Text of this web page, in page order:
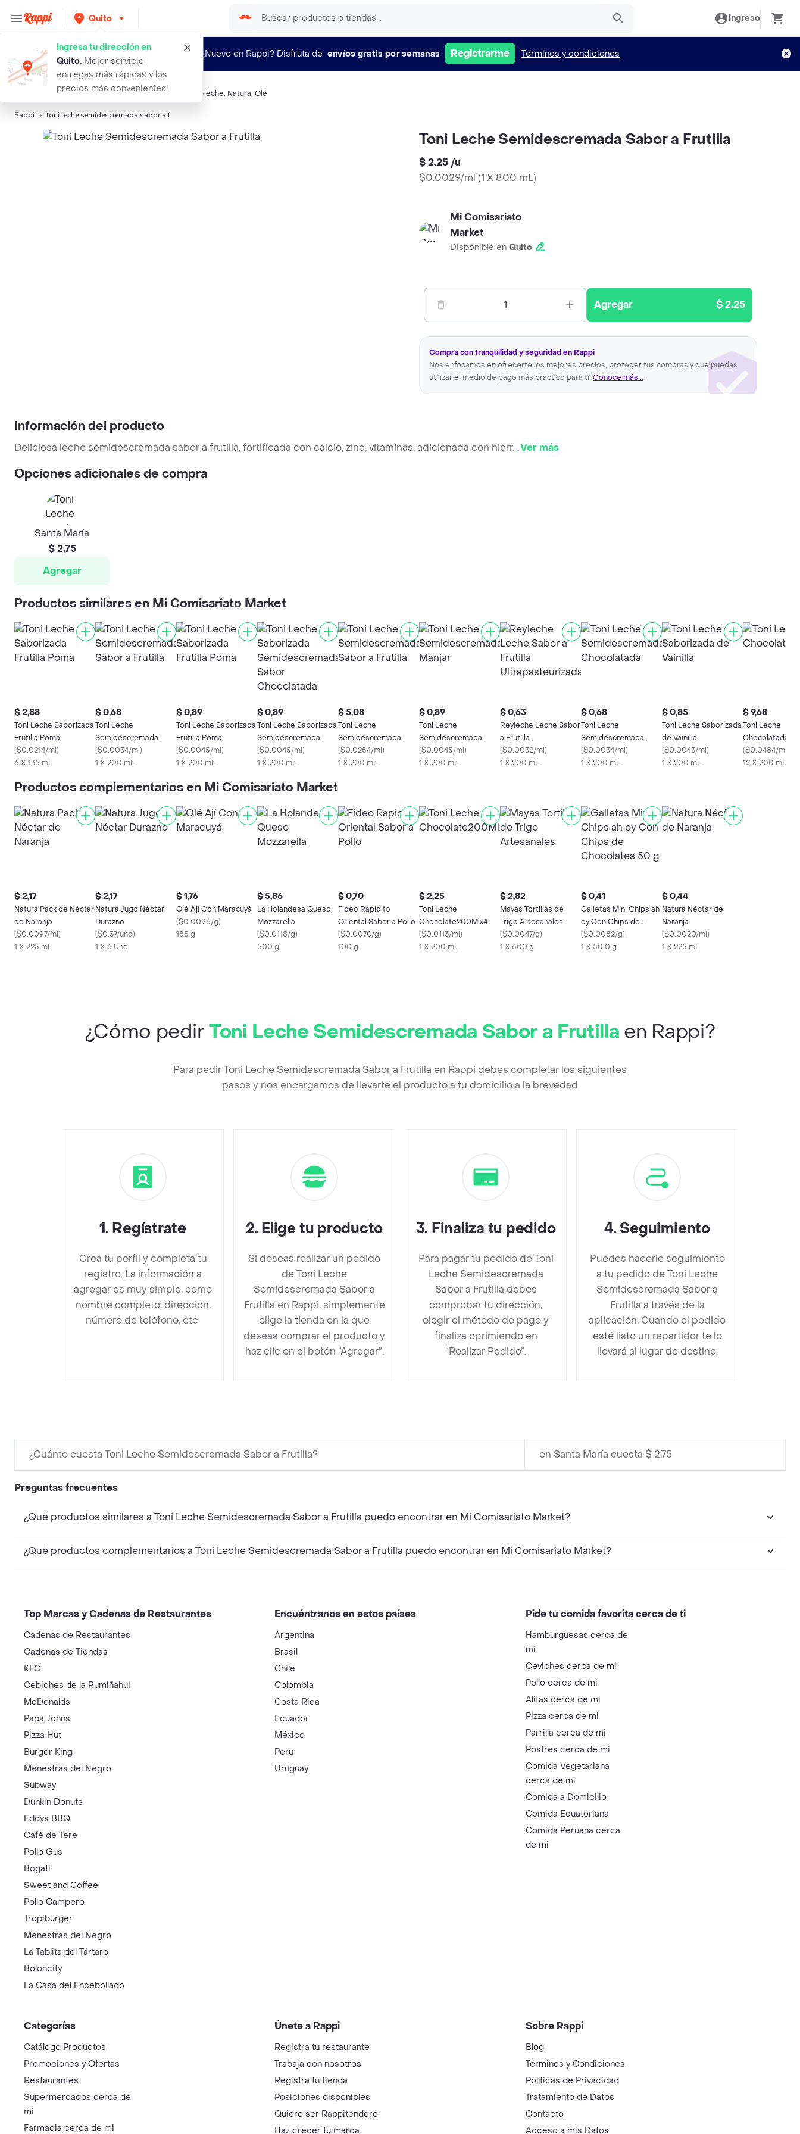
Quito
Ingresa tu dirección en
Quito. Mejor servicio,
entregas más rápidas y los
precios más convenientes!
Ingreso
¿Nuevo en Rappi? Disfruta de envíos gratis por semanas Registrarme Términos y condiciones
Búsquedas relacionadas: Leche saborizada Reyleche, Natura, Olé
Rappi toni leche semidescremada sabor a f
Toni Leche Semidescremada Sabor a Frutilla
$ 2,25 /u
$0.0029/ml (1 X 800 mL)
Mi Comisariato
Market
Disponible en Quito
1 Agregar $ 2,25
Compra con tranquilidad y seguridad en Rappi
Nos enfocamos en ofrecerte los mejores precios, proteger tus compras y que puedas
utilizar el medio de pago más practico para ti. Conoce más...
Información del producto
Deliciosa leche semidescremada sabor a frutilla, fortificada con calcio, zinc, vitaminas, adicionada con hierr...Ver más
Opciones adicionales de compra
Santa María
$ 2,75
Agregar
Productos similares en Mi Comisariato Market
$ 2,88
Toni Leche Saborizada
Frutilla Poma
($0.0214/ml)
6 X 135 mL
$ 0,68
Toni Leche
Semidescremada
Sabor a Frutilla
($0.0034/ml)
1 X 200 mL
$ 0,89
Toni Leche Saborizada
Frutilla Poma
($0.0045/ml)
1 X 200 mL
$ 0,89
Toni Leche Saborizada
Semidescremada
Sabor Chocolatada
($0.0045/ml)
1 X 200 mL
$ 5,08
Toni Leche
Semidescremada
Sabor a Frutilla
($0.0254/ml)
1 X 200 mL
$ 0,89
Toni Leche
Semidescremada
Manjar
($0.0045/ml)
1 X 200 mL
$ 0,63
Reyleche Leche Sabor
a Frutilla
Ultrapasteurizada
($0.0032/ml)
1 X 200 mL
$ 0,68
Toni Leche
Semidescremada
Chocolatada
($0.0034/ml)
1 X 200 mL
$ 0,85
Toni Leche Saborizada
de Vainilla
($0.0043/ml)
1 X 200 mL
$ 9,68
Toni Leche
Chocolatada
($0.0484/ml
12 X 200 mL
Productos complementarios en Mi Comisariato Market
$ 2,17
Natura Pack de Néctar
de Naranja
($0.0097/ml)
1 X 225 mL
$ 2,17
Natura Jugo Néctar
Durazno
($0.37/und)
1 X 6 Und
$ 1,76
Olé Ají Con Maracuyá
($0.0096/g)
185 g
$ 5,86
La Holandesa Queso
Mozzarella
($0.0118/g)
500 g
$ 0,70
Fideo Rapidito
Oriental Sabor a Pollo
($0.0070/g)
100 g
$ 2,25
Toni Leche
Chocolate200Mlx4
($0.0113/ml)
1 X 200 mL
$ 2,82
Mayas Tortillas de
Trigo Artesanales
($0.0047/g)
1 X 600 g
$ 0,41
Galletas Mini Chips ah
oy Con Chips de
Chocolates 50 g
($0.0082/g)
1 X 50.0 g
$ 0,44
Natura Néctar de
Naranja
($0.0020/ml)
1 X 225 mL
¿Cómo pedirToni Leche Semidescremada Sabor a Frutilla en Rappi?
Para pedir Toni Leche Semidescremada Sabor a Frutilla en Rappi debes completar los siguientes
pasos y nos encargamos de llevarte el producto a tu domicilio a la brevedad
1. Regístrate
Crea tu perfil y completa tu
registro. La información a
agregar es muy simple, como
nombre completo, dirección,
número de teléfono, etc.
2. Elige tu producto
Si deseas realizar un pedido
de Toni Leche
Semidescremada Sabor a
Frutilla en Rappi, simplemente
elige la tienda en la que
deseas comprar el producto y
haz clic en el botón “Agregar”.
3. Finaliza tu pedido
Para pagar tu pedido de Toni
Leche Semidescremada
Sabor a Frutilla debes
comprobar tu dirección,
elegir el método de pago y
finaliza oprimiendo en
“Realizar Pedido”.
4. Seguimiento
Puedes hacerle seguimiento
a tu pedido de Toni Leche
Semidescremada Sabor a
Frutilla a través de la
aplicación. Cuando el pedido
esté listo un repartidor te lo
llevará al lugar de destino.
¿Cuánto cuesta Toni Leche Semidescremada Sabor a Frutilla? en Santa María cuesta $ 2,75
Preguntas frecuentes
¿Qué productos similares a Toni Leche Semidescremada Sabor a Frutilla puedo encontrar en Mi Comisariato Market?
¿Qué productos complementarios a Toni Leche Semidescremada Sabor a Frutilla puedo encontrar en Mi Comisariato Market?
Top Marcas y Cadenas de Restaurantes
Cadenas de Restaurantes
Cadenas de Tiendas
KFC
Cebiches de la Rumiñahui
McDonalds
Papa Johns
Pizza Hut
Burger King
Menestras del Negro
Subway
Dunkin Donuts
Eddys BBQ
Café de Tere
Pollo Gus
Bogati
Sweet and Coffee
Pollo Campero
Tropiburger
Menestras del Negro
La Tablita del Tártaro
Boloncity
La Casa del Encebollado
Encuéntranos en estos países
Argentina
Brasil
Chile
Colombia
Costa Rica
Ecuador
México
Perú
Uruguay
Pide tu comida favorita cerca de ti
Hamburguesas cerca de
mi
Ceviches cerca de mi
Pollo cerca de mi
Alitas cerca de mi
Pizza cerca de mi
Parrilla cerca de mi
Postres cerca de mi
Comida Vegetariana
cerca de mi
Comida a Domicilio
Comida Ecuatoriana
Comida Peruana cerca
de mi
Categorías
Catálogo Productos
Promociones y Ofertas
Restaurantes
Supermercados cerca de
mi
Farmacia cerca de mi
Únete a Rappi
Registra tu restaurante
Trabaja con nosotros
Registra tu tienda
Posiciones disponibles
Quiero ser Rappitendero
Haz crecer tu marca
Sobre Rappi
Blog
Términos y Condiciones
Políticas de Privacidad
Tratamiento de Datos
Contacto
Acceso a mis Datos